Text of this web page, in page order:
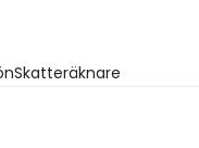
Skatteräknare